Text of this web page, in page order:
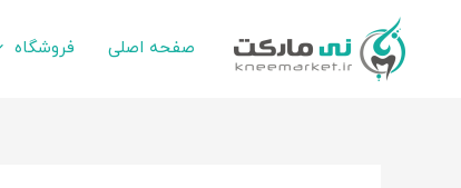
صفحه اصلی فروشگاه